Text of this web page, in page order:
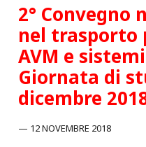
2° Convegno
nel trasporto
AVM e
Giornata di
dicembre
12 NOVEMBRE 2018